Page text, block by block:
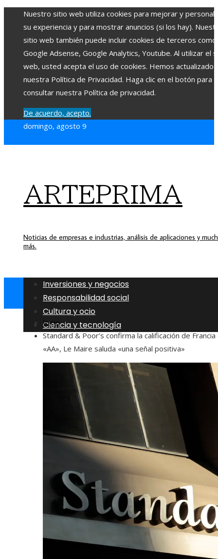
Nuestro sitio web utiliza cookies para mejorar y
su experiencia y para mostrar anuncios (si los hay).
sitio web también puede incluir cookies de terceros como
Google Adsense, Google Analytics, Youtube. Al utilizar el
web, usted acepta el uso de cookies. Hemos actualizado
nuestra Política de Privacidad. Haga clic en el botón para
consultar nuestra Política de privacidad.
De acuerdo, acepto.
domingo, agosto 9
ARTEPRIMA
Noticias de empresas e industrias, análisis de aplicaciones y
más.
Inversiones y negocios
Responsabilidad social
Cultura y ocio
Ciencia y tecnología
Inicio
Standard & Poor’s confirma la calificación de Francia
«AA», Le Maire saluda «una señal positiva»